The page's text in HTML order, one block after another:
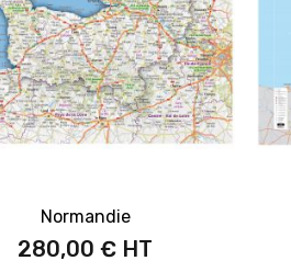
Normandie
280,00 €